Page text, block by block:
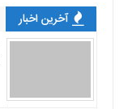
آخرین اخبار